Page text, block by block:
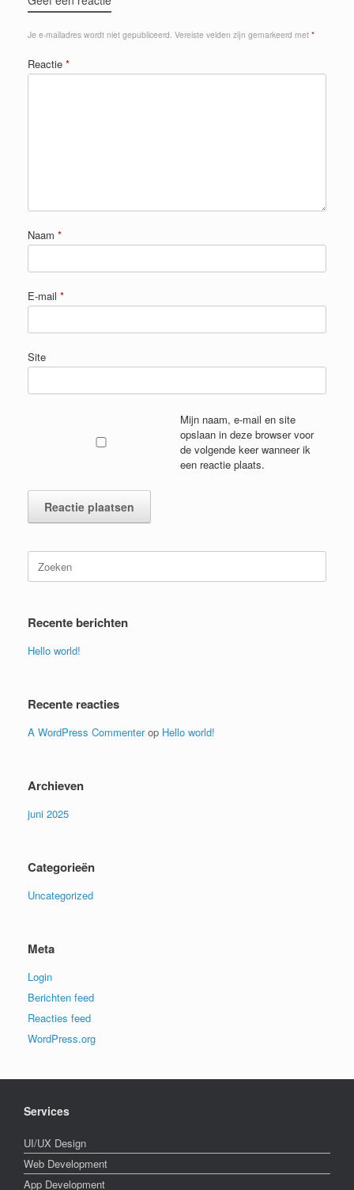
Je e-mailadres wordt niet gepubliceerd. Vereiste velden zijn gemarkeerd met *
Reactie *
Naam *
E-mail *
Site
Mijn naam, e-mail en site
opslaan in deze browser voor
de volgende keer wanneer ik
een reactie plaats.
Zoeken
naar:
Recente berichten
Hello world!
Recente reacties
A WordPress Commenterop Hello world!
Archieven
juni 2025
Categorieën
Uncategorized
Meta
Login
Berichten feed
Reacties feed
WordPress.org
Services
UI/UX Design
Web Development
App Development